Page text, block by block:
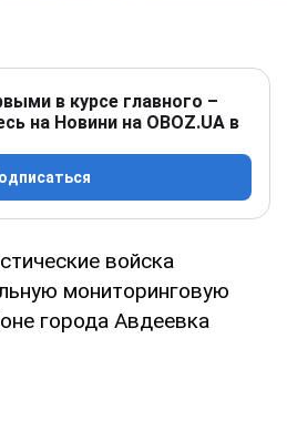
в курсе главного –
на Новини на OBOZ.UA в
войска
мониторинговую
города Авдеевка